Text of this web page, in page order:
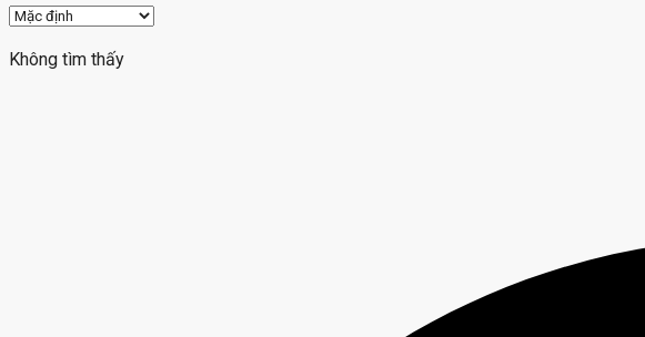
Không tìm thấy